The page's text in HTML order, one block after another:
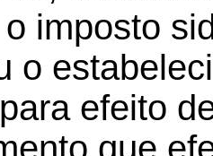
imposto
o
efeito
que